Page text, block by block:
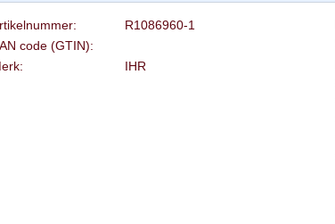
R1086960-1
code (GTIN):
IHR